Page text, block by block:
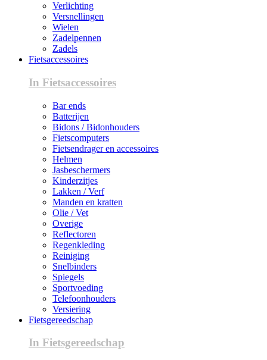
Verlichting
Versnellingen
Wielen
Zadelpennen
Zadels
Fietsaccessoires
In Fietsaccessoires
Bar ends
Batterijen
Bidons / Bidonhouders
Fietscomputers
Fietsendrager en accessoires
Helmen
Jasbeschermers
Kinderzitjes
Lakken / Verf
Manden en kratten
Olie / Vet
Overige
Reflectoren
Regenkleding
Reiniging
Snelbinders
Spiegels
Sportvoeding
Telefoonhouders
Versiering
Fietsgereedschap
In Fietsgereedschap